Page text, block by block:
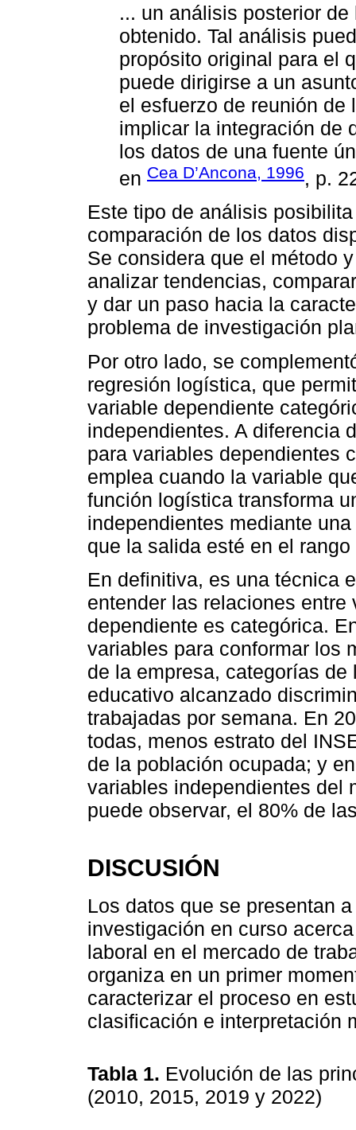
... un análisis posterior
obtenido. Tal análisis
propósito original para el
puede dirigirse a un
el esfuerzo de reunión
implicar la integración de
los datos de una fuente
en Cea D’Ancona, 1996, p.
Este tipo de análisis
comparación de los datos
Se considera que el método
analizar tendencias,
y dar un paso hacia la
problema de investigación
Por otro lado, se
regresión logística, que
variable dependiente
independientes. A diferencia
para variables dependientes
emplea cuando la variable
función logística transforma
independientes mediante
que la salida esté en el rango
En definitiva, es una técnica
entender las relaciones
dependiente es categórica.
variables para conformar los
de la empresa, categorías
educativo alcanzado
trabajadas por semana. En
todas, menos estrato del
de la población ocupada; y
variables independientes del
puede observar, el 80% de
DISCUSIÓN
Los datos que se presentan
investigación en curso
laboral en el mercado de
organiza en un primer
caracterizar el proceso en
clasificación e interpretación
Tabla 1. Evolución de las
(2010, 2015, 2019 y 2022)